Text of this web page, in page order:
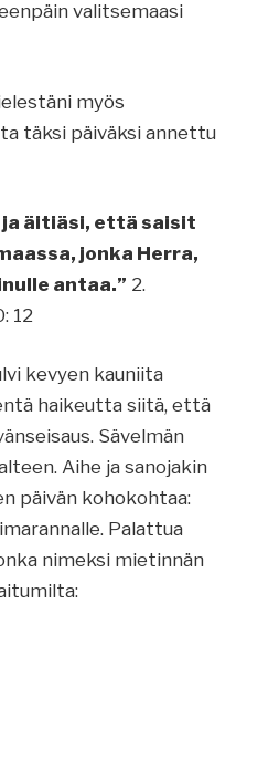
valitsemaasi
myös
täksi päiväksi annettu
ja äitiäsi, että saisit
jonka Herra,
antaa.” 2.
12
kevyen kauniita
haikeutta siitä, että
Sävelmän
Aihe ja sanojakin
päivän kohokohtaa:
Palattua
nimeksi mietinnän